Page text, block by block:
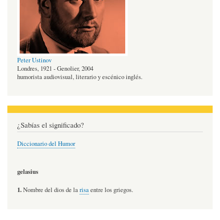
Peter Ustinov
Londres, 1921 - Genolier, 2004
humorista audiovisual, literario y escénico inglés.
¿Sabías el significado?
Diccionario del Humor
gelasius
1.Nombre del dios de larisaentre los griegos.